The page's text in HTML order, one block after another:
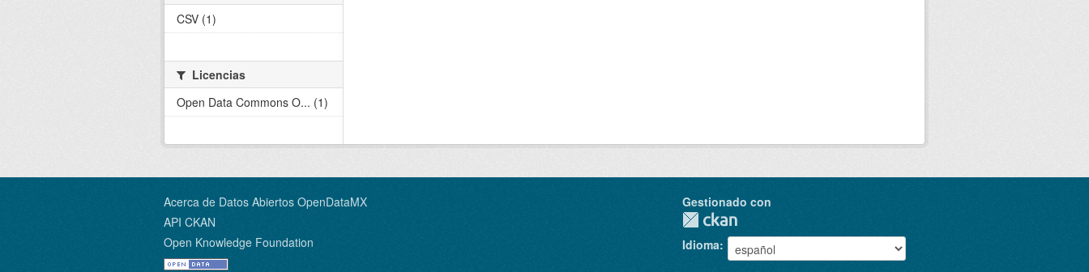
CSV (1)
Licencias
Open Data Commons O... (1)
Acerca de Datos Abiertos OpenDataMX
API CKAN
Open Knowledge Foundation
Gestionado con
Idioma